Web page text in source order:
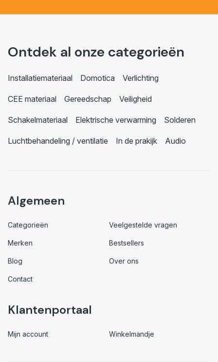
Ontdek al onze categorieën
Installatiemateriaal Domotica Verlichting
CEE materiaal Gereedschap Veiligheid
Schakelmateriaal Elektrische verwarming Solderen
Luchtbehandeling / ventilatie In de prakijk Audio
Algemeen
Categorieën Veelgestelde vragen
Merken Bestsellers
Blog Over ons
Contact
Klantenportaal
Mijn account Winkelmandje